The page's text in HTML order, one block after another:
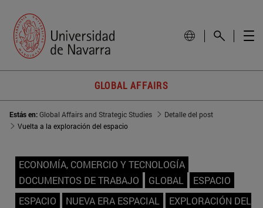
GLOBAL AFFAIRS
Estás en:Global Affairs and Strategic Studies
Detalle del post
Vuelta a la exploración del espacio
ECONOMÍA, COMERCIO Y TECNOLOGÍA
DOCUMENTOS DE TRABAJO
GLOBAL
ESPACIO
ESPACIO
NUEVA ERA ESPACIAL
EXPLORACIÓN DEL